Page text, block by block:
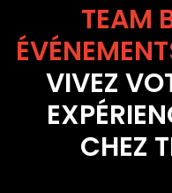
TEAM
VIVEZ
CHEZ